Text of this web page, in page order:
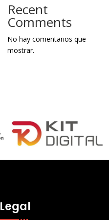
Recent
Comments
No hay comentarios que
mostrar.
Legal